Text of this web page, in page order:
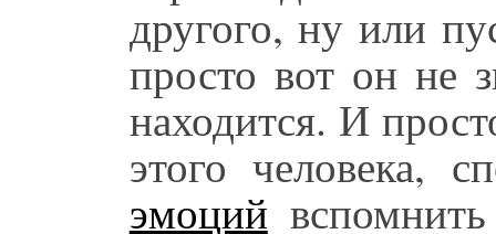
другого, ну или
просто вот он не
находится. И
этого человека,
эмоций